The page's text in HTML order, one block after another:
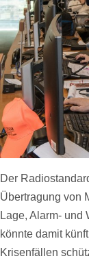
Der
Übertragung von
Lage, Alarm- und
könnte damit
Krisenfällen